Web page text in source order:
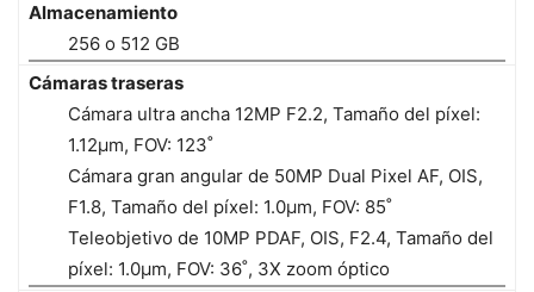
Almacenamiento
256 o 512 GB
Cámaras traseras
Cámara ultra ancha 12MP F2.2, Tamaño del píxel:
1.12μm, FOV: 123˚
Cámara gran angular de 50MP Dual Pixel AF, OIS,
F1.8, Tamaño del píxel: 1.0μm, FOV: 85˚
Teleobjetivo de 10MP PDAF, OIS, F2.4, Tamaño del
píxel: 1.0μm, FOV: 36˚, 3X zoom óptico